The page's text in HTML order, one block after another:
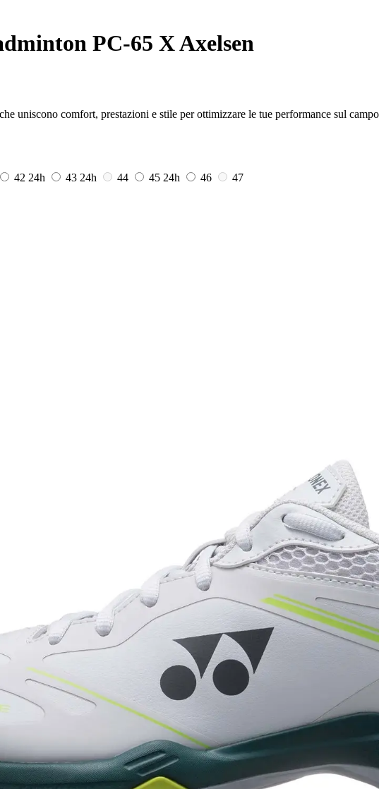
PC-65 X Axelsen
uniscono comfort, prestazioni e stile per ottimizzare le tue performance sul
42 24h 43 24h 44 45 24h 46
47